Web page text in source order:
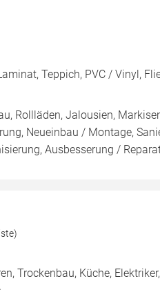
Teppich, PVC / Vinyl,
Rollläden, Jalousien,
Neueinbau / Montage,
Ausbesserung /
Trockenbau, Küche,